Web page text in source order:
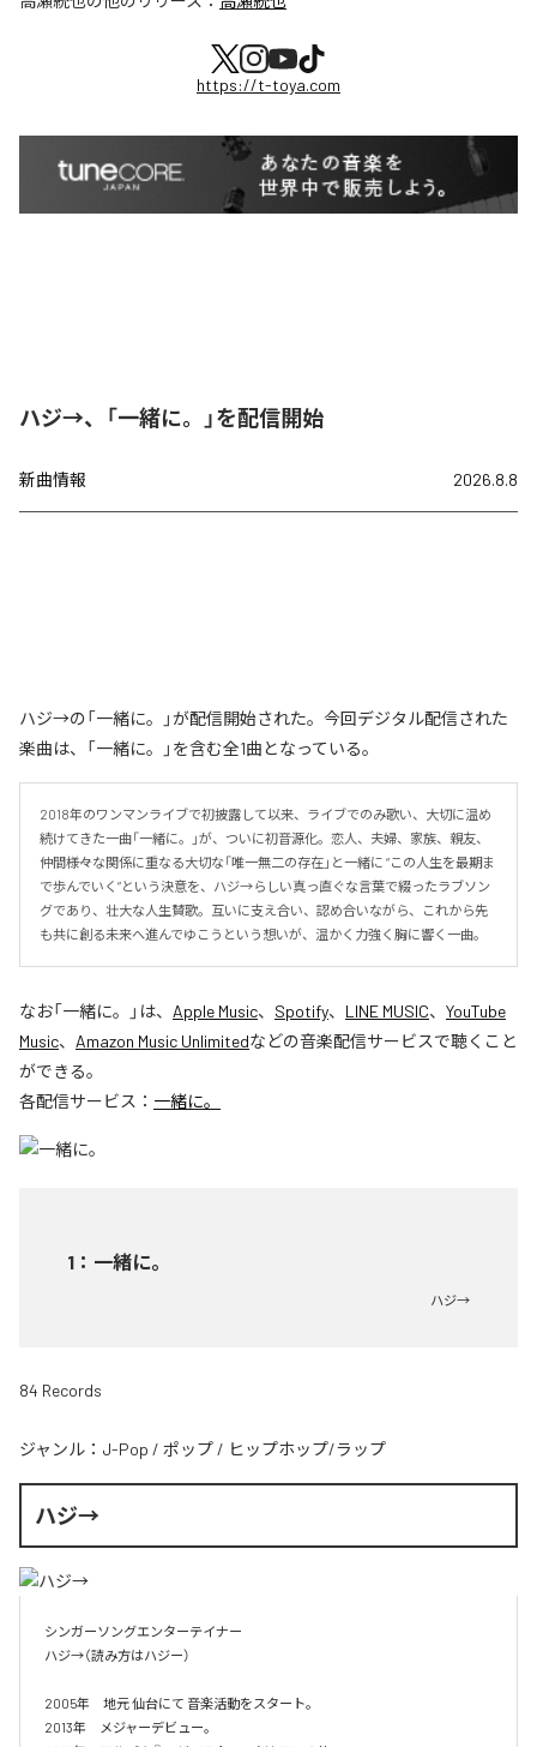
https://t-toya.com
ハジ→、「一緒に。」を配信開始
新曲情報 2026.8.8
ハジ→の「一緒に。」が配信開始された。今回デジタル配信された
楽曲は、「一緒に。」を含む全1曲となっている。
2018年のワンマンライブで初披露して以来、ライブでのみ歌い、大切に温め
続けてきた一曲「一緒に。」が、ついに初音源化。恋人、夫婦、家族、親友、
仲間――様々な関係に重なる大切な「唯一無二の存在」と一緒に “この人生を最期ま
で歩んでいく”という決意を、ハジ→らしい真っ直ぐな言葉で綴ったラブソン
グであり、壮大な人生賛歌。互いに支え合い、認め合いながら、これから先
も共に創る未来へ進んでゆこうという想いが、温かく力強く胸に響く一曲。
なお「一緒に。 」は、 Apple Music、 Spotify、 LINE MUSIC、 YouTube
Music、 Amazon Music Unlimitedなどの音楽配信サービスで聴くこと
ができる。
各配信サービス： 一緒に。
1 ： 一緒に。
ハジ→
84 Records
ジャンル： J-Pop / ポップ / ヒップホップ/ラップ
ハジ→
シンガーソングエンターテイナー
ハジ→（読み方はハジー）
2005年　地元 仙台にて 音楽活動をスタート。
2013年　メジャーデビュー。